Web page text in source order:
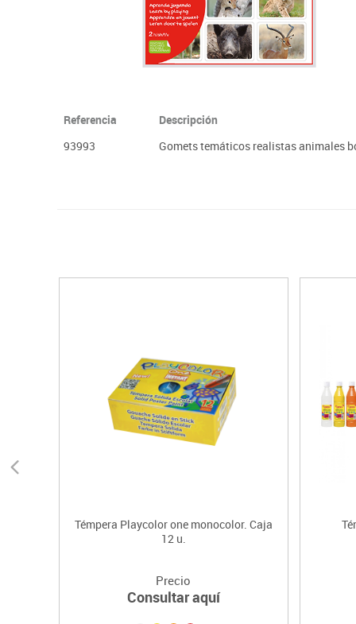
Referencia
Descripción
93993
Gomets temáticos realistas animales
Témpera Playcolor one monocolor. Caja
12 u.
Precio
Consultar aquí